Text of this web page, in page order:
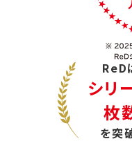
ReD
シリ
枚
を突